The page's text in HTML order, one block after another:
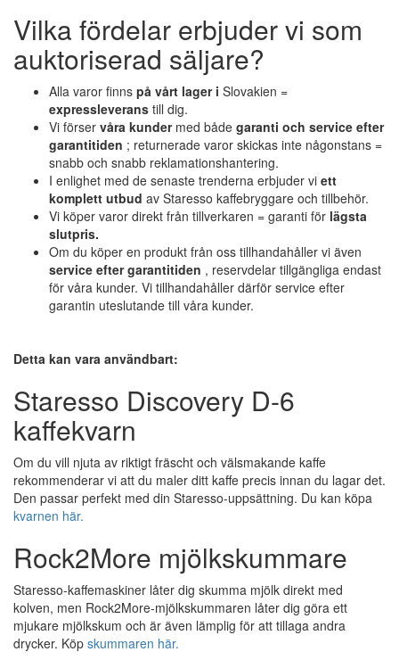
Vilka fördelar erbjuder vi som
auktoriserad säljare?
Alla varor finns på vårt lager i Slovakien =
expressleverans till dig.
Vi förser våra kundermed både garanti och service efter
garantitiden ; returnerade varor skickas inte någonstans =
snabb och snabb reklamationshantering.
I enlighet med de senaste trenderna erbjuder vi ett
komplett utbud av Staresso kaffebryggare och tillbehör.
Vi köper varor direkt från tillverkaren = garanti för lägsta
slutpris.
Om du köper en produkt från oss tillhandahåller vi även
service efter garantitiden , reservdelar tillgängliga endast
för våra kunder. Vi tillhandahåller därför service efter
garantin uteslutande till våra kunder.
Detta kan vara användbart:
Staresso Discovery D-6
kaffekvarn
Om du vill njuta av riktigt fräscht och välsmakande kaffe
rekommenderar vi att du maler ditt kaffe precis innan du lagar det.
Den passar perfekt med din Staresso-uppsättning. Du kan köpa
kvarnen här.
Rock2More mjölkskummare
Staresso-kaffemaskiner låter dig skumma mjölk direkt med
kolven, men Rock2More-mjölkskummaren låter dig göra ett
mjukare mjölkskum och är även lämplig för att tillaga andra
drycker. Köp skummaren här.